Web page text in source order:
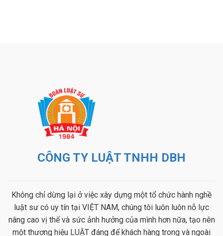
CÔNG TY LUẬT TNHH DBH
Không chỉ dừng lại ở việc xây dựng một tổ chức hành nghề
luật sư có uy tín tại VIỆT NAM, chúng tôi luôn luôn nỗ lực
nâng cao vị thế và sức ảnh hưởng của mình hơn nữa, tạo nên
một thương hiệu LUẬT đáng để khách hàng trong và ngoài